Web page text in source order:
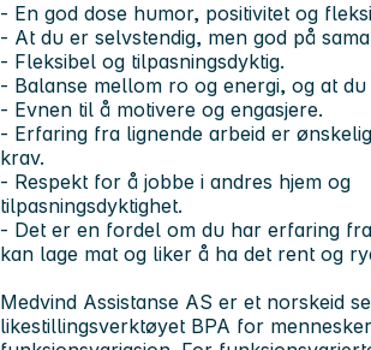
- En god dose humor, positivitet og
- At du er selvstendig, men god på
- Fleksibel og tilpasningsdyktig.
- Balanse mellom ro og energi, og at du
- Evnen til å motivere og engasjere.
- Erfaring fra lignende arbeid er
krav.
- Respekt for å jobbe i andres hjem og
tilpasningsdyktighet.
- Det er en fordel om du har erfaring
kan lage mat og liker å ha det rent og
Medvind Assistanse AS er et norskeid
likestillingsverktøyet BPA for